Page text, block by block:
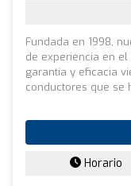
Fundada en 1998,
de experiencia en
garantía y eficacia
conductores que se
Horario